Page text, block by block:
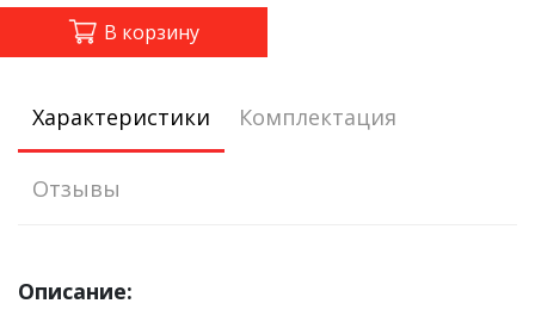
В корзину
Характеристики Комплектация
Отзывы
Описание: